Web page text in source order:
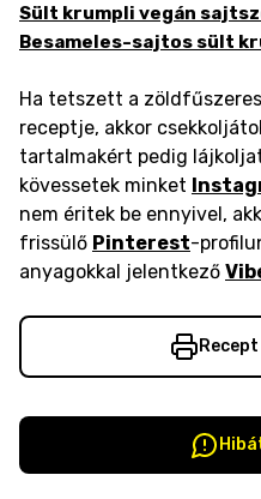
Sült krumpli vegán
Besameles-sajtos sült
Ha tetszett a
receptje, akkor
tartalmakért pedig
kövessetek minket
nem éritek be ennyivel,
frissülő Pinterest-
anyagokkal jelentkező